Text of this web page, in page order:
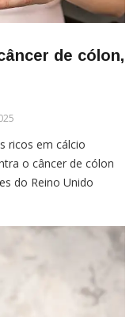
de cólon,
ricos em cálcio
o câncer de cólon
do Reino Unido
para